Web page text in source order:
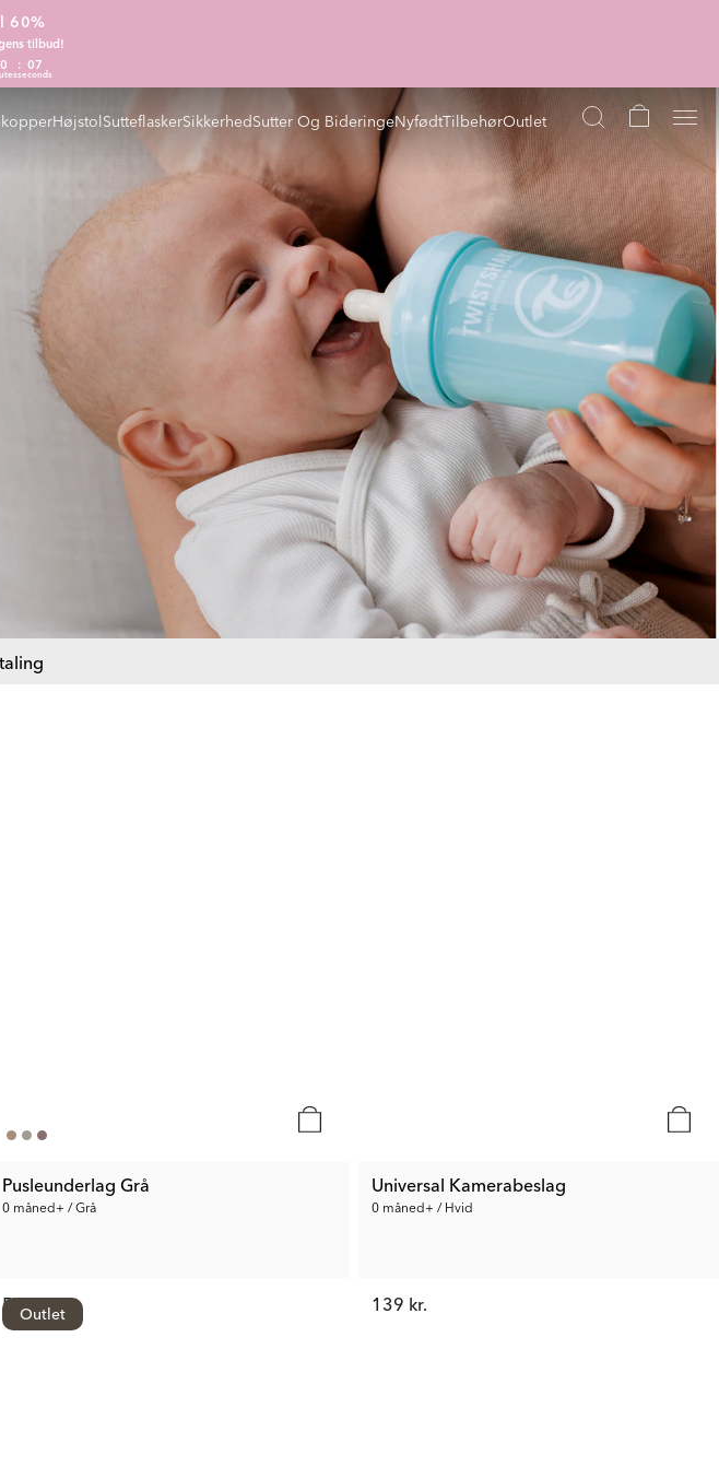
60%
tilbud!
05
seconds
HøjstolSutteflaskerSikkerhedSutter Og BideringeNyfødtTilbehørOutlet
Pusleunderlag Grå
0 måned+ / Grå
559 kr.
Universal Kamerabeslag
0 måned+ / Hvid
139 kr.
Outlet